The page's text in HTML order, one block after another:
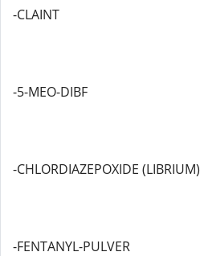
-CLAINT
-5-MEO-DIBF
-CHLORDIAZEPOXIDE (LIBRIUM)
-FENTANYL-PULVER